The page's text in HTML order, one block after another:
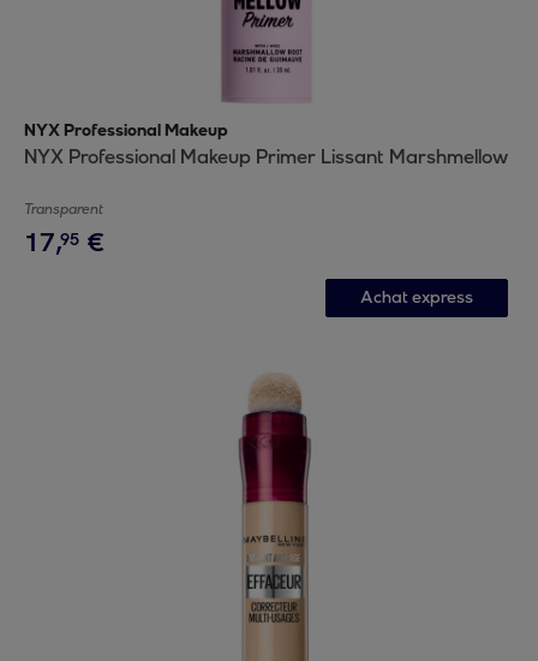
NYX Professional Makeup
NYX Professional Makeup Primer Lissant Marshmellow
Transparent
17,95 €
Achat express